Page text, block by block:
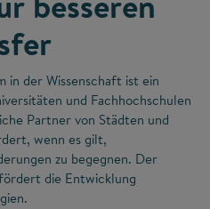
der Wissenschaft ist ein
und Fachhochschulen
Partner von Städten und
wenn es gilt,
zu begegnen. Der
die Entwicklung